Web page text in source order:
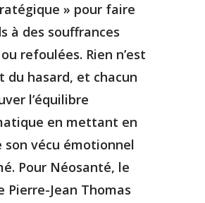
» pour faire
à des souffrances
refoulées. Rien n’est
du hasard, et chacun
l’équilibre
en mettant en
son vécu émotionnel
Pour Néosanté, le
Pierre-Jean Thomas